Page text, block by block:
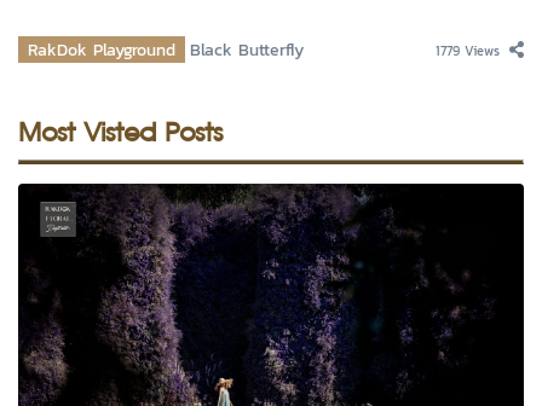
RakDok Playground Black Butterfly 1779 Views
Most Visted Posts